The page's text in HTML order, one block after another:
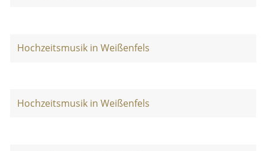
Hochzeitsmusik in Weißenfels
Hochzeitsmusik in Weißenfels